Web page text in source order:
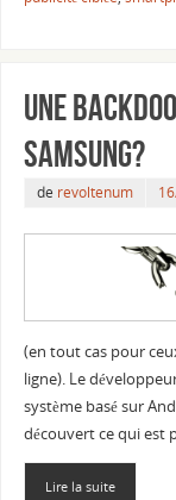
Une
Samsung?
de revoltenum
(en tout cas pour
ligne). Le
système basé sur
découvert ce qui est
Lire la suite